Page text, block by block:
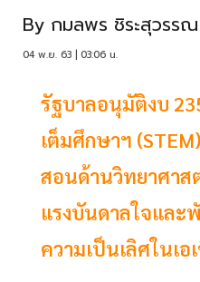
By กมลพร ชิระสุวรรณ
04 พ.ย. 63 | 03:06 น.
รัฐบาลอนุมัติงบ
เต็มศึกษาฯ
สอนด้านวิทยาศาส
แรงบันดาลใจและ
ความเป็นเลิศในเอ